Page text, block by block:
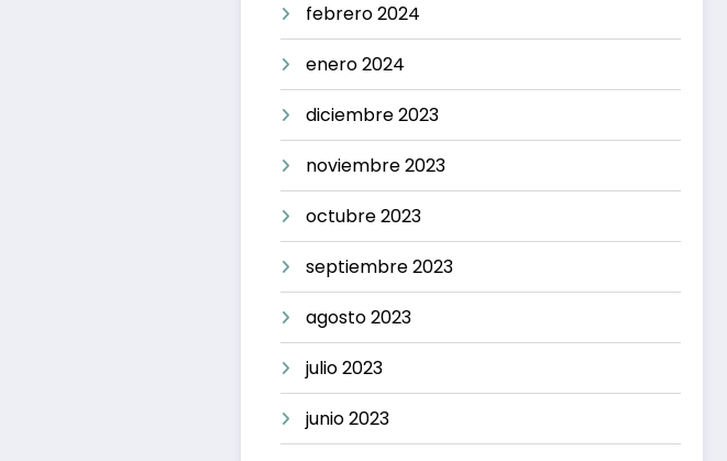
febrero 2024
enero 2024
diciembre 2023
noviembre 2023
octubre 2023
septiembre 2023
agosto 2023
julio 2023
junio 2023